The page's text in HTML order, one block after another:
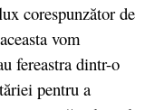
corespunzător de
vom
fereastra dintr-o
pentru a